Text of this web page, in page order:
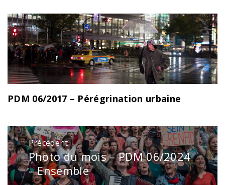
PDM 06/2017 – Pérégrination urbaine
Navigation
de
l’article
Précédent
Publication
précédente
Photo du mois – PDM 06/2024
– Ensemble